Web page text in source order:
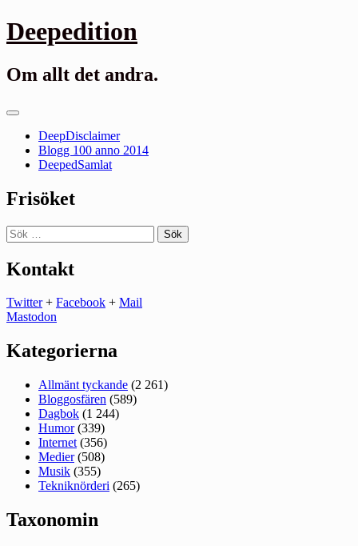
Gå
till
Deepedition
Om allt det andra.
Primär
DeepDisclaimer
Blogg 100 anno 2014
DeepedSamlat
Frisöket
Sök
efter:
Kontakt
Twitter+ Facebook + Mail
Mastodon
Kategorierna
Allmänt tyckande (2 261)
Bloggosfären (589)
Dagbok (1 244)
Humor(339)
Internet (356)
Medier(508)
Musik (355)
Tekniknörderi (265)
Taxonomin